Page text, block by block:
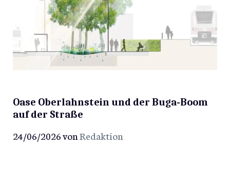
Oase Oberlahnstein und der Buga-Boom
auf der Straße
24/06/2026vonRedaktion